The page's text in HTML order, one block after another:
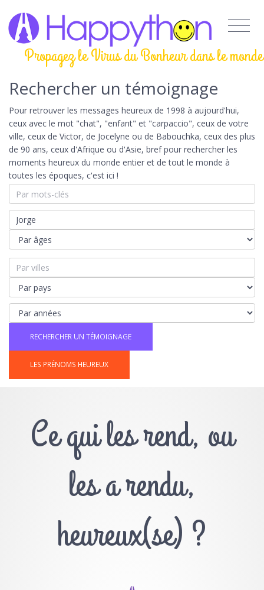
Propagez le Virus du Bonheur dans le monde
Rechercher un témoignage
Pour retrouver les messages heureux de 1998 à aujourd'hui,
ceux avec le mot "chat", "enfant" et "carpaccio", ceux de votre
ville, ceux de Victor, de Jocelyne ou de Babouchka, ceux des plus
de 90 ans, ceux d'Afrique ou d'Asie, bref pour rechercher les
moments heureux du monde entier et de tout le monde à
toutes les époques, c'est ici !
LES PRÉNOMS HEUREUX
Ce qui les rend, ou
les a rendu,
heureux(se) ?